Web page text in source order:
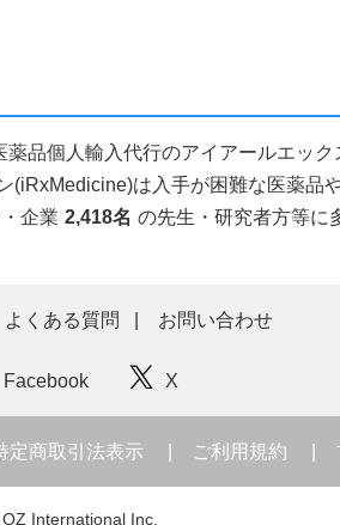
品個人輸入代行のアイアールエック
は入手が困難な医薬品
企業 2,418名 の先生・研究者方等に
よくある質問 お問い合わせ
Facebook X
定商取引法表示 ご利用規約
International Inc.